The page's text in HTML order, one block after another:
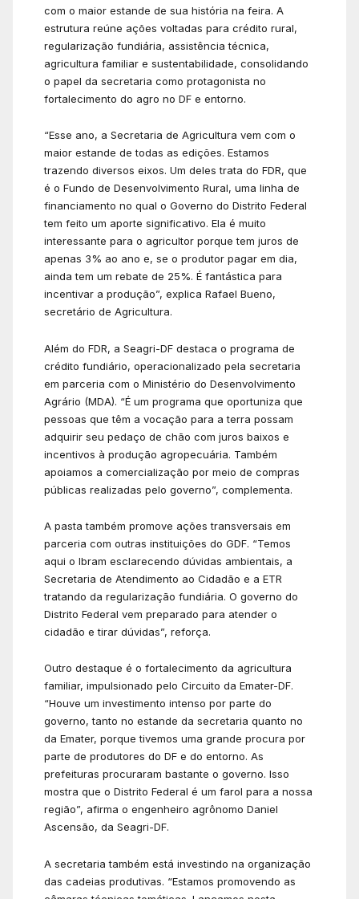
com o maior estande de sua história na feira. A
estrutura reúne ações voltadas para crédito rural,
regularização fundiária, assistência técnica,
agricultura familiar e sustentabilidade, consolidando
o papel da secretaria como protagonista no
fortalecimento do agro no DF e entorno.
“Esse ano, a Secretaria de Agricultura vem com o
maior estande de todas as edições. Estamos
trazendo diversos eixos. Um deles trata do FDR, que
é o Fundo de Desenvolvimento Rural, uma linha de
financiamento no qual o Governo do Distrito Federal
tem feito um aporte significativo. Ela é muito
interessante para o agricultor porque tem juros de
apenas 3% ao ano e, se o produtor pagar em dia,
ainda tem um rebate de 25%. É fantástica para
incentivar a produção”, explica Rafael Bueno,
secretário de Agricultura.
Além do FDR, a Seagri-DF destaca o programa de
crédito fundiário, operacionalizado pela secretaria
em parceria com o Ministério do Desenvolvimento
Agrário (MDA). “É um programa que oportuniza que
pessoas que têm a vocação para a terra possam
adquirir seu pedaço de chão com juros baixos e
incentivos à produção agropecuária. Também
apoiamos a comercialização por meio de compras
públicas realizadas pelo governo”, complementa.
A pasta também promove ações transversais em
parceria com outras instituições do GDF. “Temos
aqui o Ibram esclarecendo dúvidas ambientais, a
Secretaria de Atendimento ao Cidadão e a ETR
tratando da regularização fundiária. O governo do
Distrito Federal vem preparado para atender o
cidadão e tirar dúvidas”, reforça.
Outro destaque é o fortalecimento da agricultura
familiar, impulsionado pelo Circuito da Emater-DF.
“Houve um investimento intenso por parte do
governo, tanto no estande da secretaria quanto no
da Emater, porque tivemos uma grande procura por
parte de produtores do DF e do entorno. As
prefeituras procuraram bastante o governo. Isso
mostra que o Distrito Federal é um farol para a nossa
região”, afirma o engenheiro agrônomo Daniel
Ascensão, da Seagri-DF.
A secretaria também está investindo na organização
das cadeias produtivas. “Estamos promovendo as